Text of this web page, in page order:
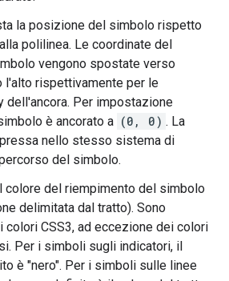
la posizione del simbolo rispetto
polilinea. Le coordinate del
vengono spostate verso
l'alto rispettivamente per le
dell'ancora. Per impostazione
è ancorato a (0, 0) . La
nello stesso sistema di
del simbolo.
colore del riempimento del simbolo
delimitata dal tratto). Sono
colori CSS3, ad eccezione dei colori
Per i simboli sugli indicatori, il
è "nero". Per i simboli sulle linee